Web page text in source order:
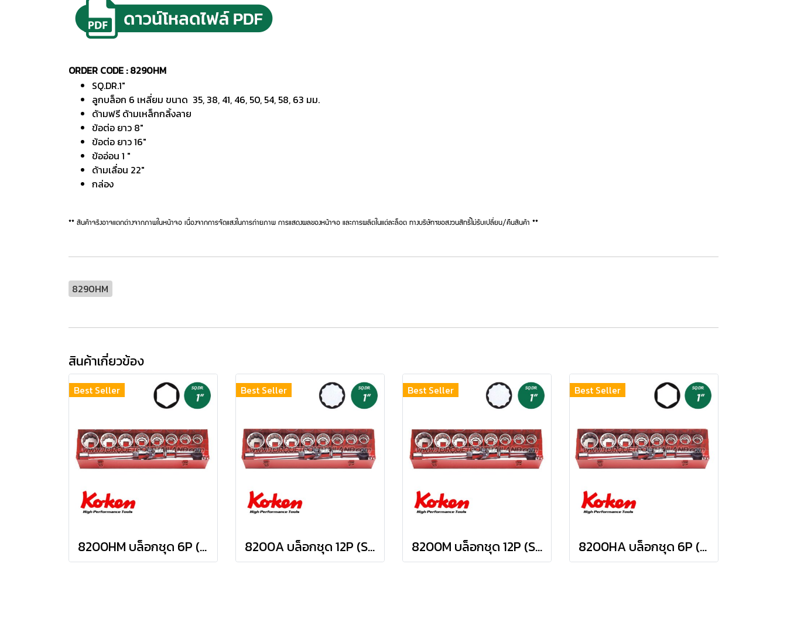
ORDER CODE : 8290HM
SQ.DR.1"
ลูกบล็อก 6 เหลี่ยม ขนาด 35, 38, 41, 46, 50, 54, 58, 63 มม.
ด้ามฟรี ด้ามเหล็กกลิ้งลาย
ข้อต่อ ยาว 8"
ข้อต่อ ยาว 16"
ข้ออ่อน 1 "
ด้ามเลื่อน 22"
กล่อง
** สินค้าจริงอาจแตกต่างจากภาพในหน้าจอ เนื่องจากการจัดแสงในการถ่ายภาพ การแสดงผลของหน้าจอ และการผลิตในแต่ละล็อต ทางบริษัทฯขอสงวนสิทธิ์ไม่รับเปลี่ยน/คืนสินค้า **
8290HM
สินค้าเกี่ยวข้อง
Best Seller
8200HM บล็อกชุด 6P (SQ.DR 1") Socket Set
Best Seller
8200A บล็อกชุด 12P (SQ.DR 1") Socket Set
Best Seller
8200M บล็อกชุด 12P (SQ.DR 1") Socket Set
Best Seller
8200HA บล็อกชุด 6P (SQ.DR 1") Socket Set